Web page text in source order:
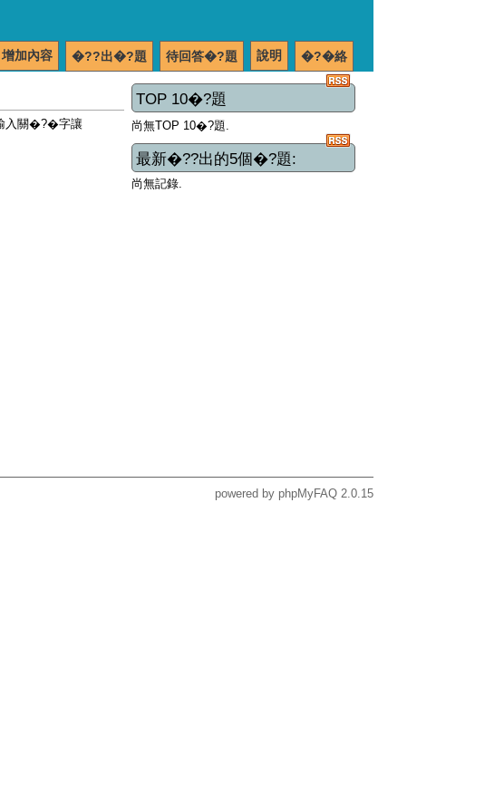
�?�絡
說明
待回答�?題
�??出�?題
增加內容
TOP 10�?題
尚無TOP 10�?題.
最新�??出的5個�?題:
尚無記錄.
關�?�字讓
powered by phpMyFAQ 2.0.15